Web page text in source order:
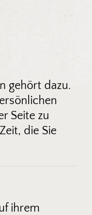
gehört dazu.
Seite zu
die Sie
ihrem